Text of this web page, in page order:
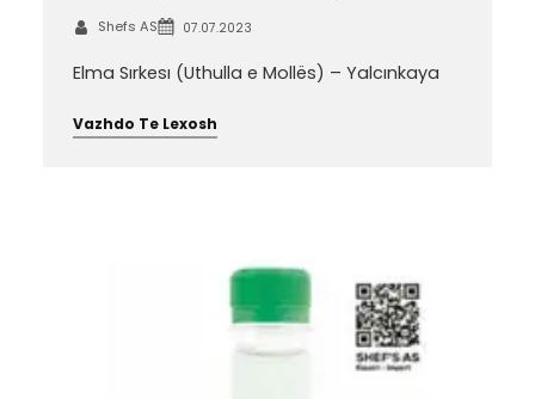
Shefs AS 07.07.2023
Elma Sırkesı (Uthulla e Mollës) – Yalcınkaya
Vazhdo Te Lexosh